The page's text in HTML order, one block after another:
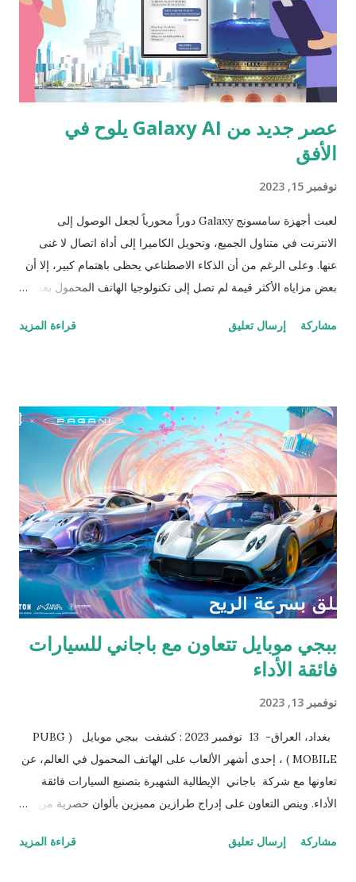
السوق في إنتاج السجاد على مستوى العالم يسلط المدير العالم لشركة
(TÜYAP Fairs Productions Inc)، السيد إيلهان إرسوزلو، الضوء
على دور تركيا المهم في قطاع تص...
عصر جديد من Galaxy AI يلوح في
الأفق
نوفمبر 15, 2023
لعبت أجهزة سامسونج Galaxy دوراً محورياً لجعل الوصول إلى
الانترنت في متناول الجميع، وتحويل الكاميرا إلى أداة اتصال لا غنى
عنها. وعلى الرغم من أن الذكاء الاصطناعي يحظى باهتمام كبير، إلا أن
بعض مزاياه الأكثر قيمة لم تصل إلى تكنولوجيا الهاتف المحمول بعد.
شركة أخرى أن تطلق العنان لإمكانات الذكاء الاصطناعي مثلما تفعل
لتمكين الأفراد في جميع أنحاء العالم، وهو ما يمثل شكلاً من أشكال
الذكاء العالمي غير المسبوق على هاتفك. إنّنا نقدّم بذلك إمكانات وفرصاً
استثنائيّة، بدءاً من تسهيل الاتصال السلس وصولاً إلى تبسيط الإنتاجية
والإبداع اللامحدود. توفّر أجهزة Galaxy المدعمة بالذكاء الاصطناعي "
Galaxy AI" تجربة ذكاء اصطناعي شاملة للهاتف المحمول، وذلك
باستخدام كلّ من تقنية الذكاء الاصطناعي المتوفّرة على الجهاز والذي
تم تطويره في سامسونج، والذ...
مشاركة إرسال تعليق قراءة المزيد
ببجي موبايل تتعاون مع باجاني للسيارات
فائقة الأداء
نوفمبر 13, 2023
بغداد، العراق- 13 نوفمبر 2023 : كشفت ببجي موبايل ( PUBG
MOBILE ) ، إحدى أشهر الألعاب على الهاتف المحمول في العالم، عن
تعاونها مع شركة باجاني الإيطالية الشهيرة بتصنيع السيارات فائقة
الأداء. وينص التعاون على إدراج طرازين مميزين بألوان حصرية من
2023 ولغاية 7 يناير 2024. وتشتهر العلامة الإيطالية، التي تأسست في
مشاركة إرسال تعليق قراءة المزيد